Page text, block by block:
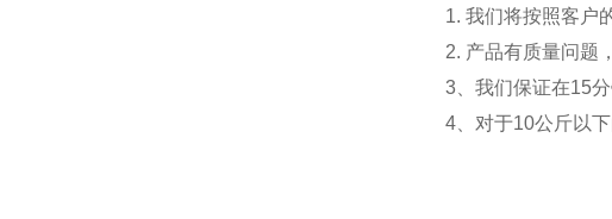
1. 我们将按照客户
2. 产品有质量问题
3、我们保证在15
4、对于10公斤以